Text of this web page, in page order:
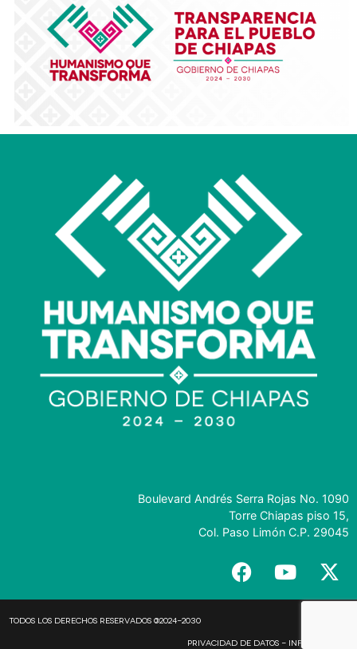
Boulevard Andrés Serra Rojas No. 1090
Torre Chiapas piso 15,
Col. Paso Limón C.P. 29045
Todos los derechos reservados @2024-2030
Privacidad de Datos - Informáticos